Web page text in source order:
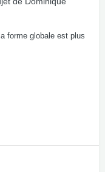
forme globale est plus